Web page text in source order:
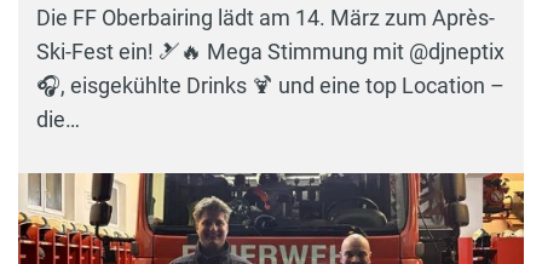
Die FF Oberbairing lädt am 14. März zum Après-
Ski-Fest ein! 🎿🔥 Mega Stimmung mit @djneptix
🎧, eisgekühlte Drinks 🍹 und eine top Location –
die…